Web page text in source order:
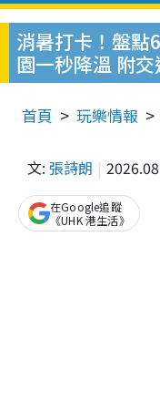
消暑打卡！盤點
園一秒降溫 附
首頁 玩樂情報
文: 張詩朗
在Google追蹤
《UHK 港生活》